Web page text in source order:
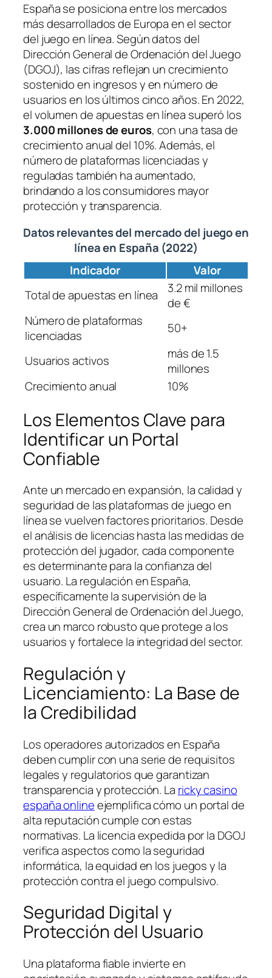
España se posiciona entre los mercados
más desarrollados de Europa en el sector
del juego en línea. Según datos del
Dirección General de Ordenación del Juego
(DGOJ), las cifras reflejan un crecimiento
sostenido en ingresos y en número de
usuarios en los últimos cinco años. En 2022,
el volumen de apuestas en línea superó los
3.000 millones de euros, con una tasa de
crecimiento anual del 10%. Además, el
número de plataformas licenciadas y
reguladas también ha aumentado,
brindando a los consumidores mayor
protección y transparencia.
Datos relevantes del mercado del juego en
línea en España (2022)
Indicador
Valor
Total de apuestas en línea
3.2 mil millones
de €
Número de plataformas
licenciadas
50+
Usuarios activos
más de 1.5
millones
Crecimiento anual
10%
Los Elementos Clave para
Identificar un Portal
Confiable
Ante un mercado en expansión, la calidad y
seguridad de las plataformas de juego en
línea se vuelven factores prioritarios. Desde
el análisis de licencias hasta las medidas de
protección del jugador, cada componente
es determinante para la confianza del
usuario. La regulación en España,
específicamente la supervisión de la
Dirección General de Ordenación del Juego,
crea un marco robusto que protege a los
usuarios y fortalece la integridad del sector.
Regulación y
Licenciamiento: La Base de
la Credibilidad
Los operadores autorizados en España
deben cumplir con una serie de requisitos
legales y regulatorios que garantizan
transparencia y protección. La ricky casino
españa onlineejemplifica cómo un portal de
alta reputación cumple con estas
normativas. La licencia expedida por la DGOJ
verifica aspectos como la seguridad
informática, la equidad en los juegos y la
protección contra el juego compulsivo.
Seguridad Digital y
Protección del Usuario
Una plataforma fiable invierte en